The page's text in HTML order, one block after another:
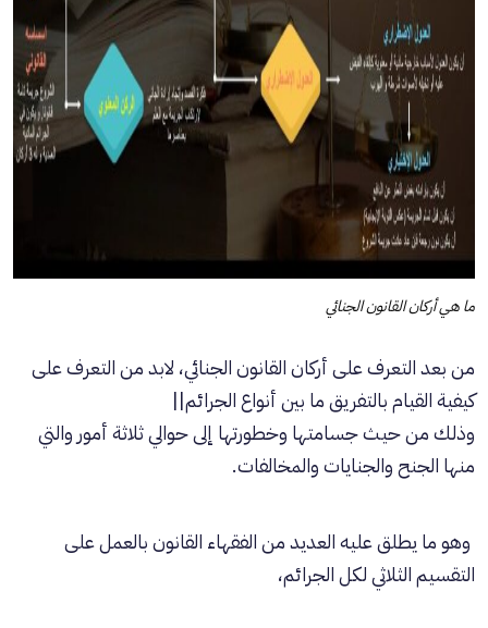
ما هي أركان القانون الجنائي
من بعد التعرف على أركان القانون الجنائي، لابد من التعرف على
كيفية القيام بالتفريق ما بين أنواع الجرائم||
وذلك من حيث جسامتها وخطورتها إلى حوالي ثلاثة أمور والتي
منها الجنح والجنايات والمخالفات.
وهو ما يطلق عليه العديد من الفقهاء القانون بالعمل على
التقسيم الثلاثي لكل الجرائم،